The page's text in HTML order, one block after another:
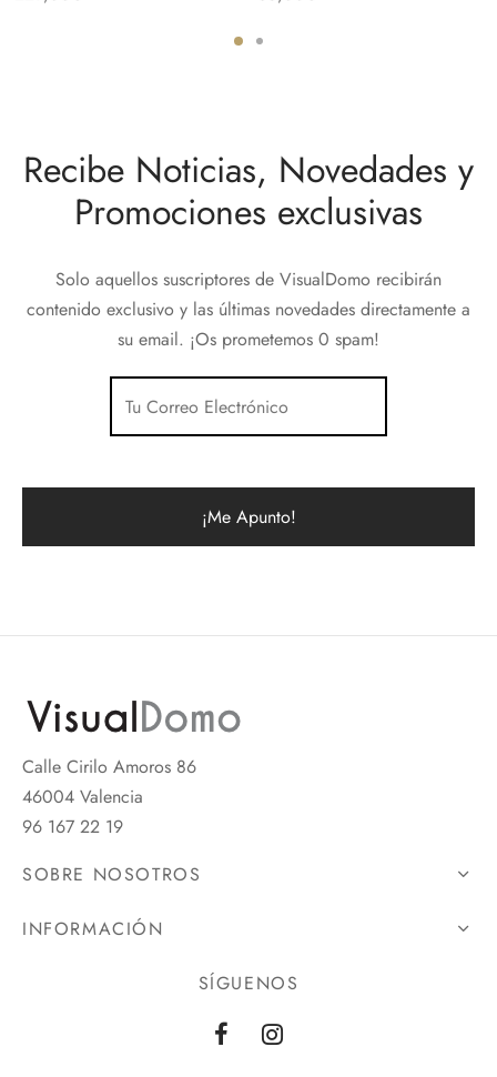
Recibe Noticias, Novedades y
Promociones exclusivas
Solo aquellos suscriptores de VisualDomo recibirán
contenido exclusivo y las últimas novedades directamente a
su email. ¡Os prometemos 0 spam!
Calle Cirilo Amoros 86
46004 Valencia
96 167 22 19
SOBRE NOSOTROS
INFORMACIÓN
SÍGUENOS